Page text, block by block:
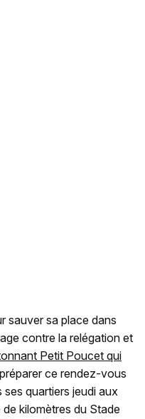
sauver sa place dans
contre la relégation et
Petit Poucet qui
ce rendez-vous
quartiers jeudi aux
kilomètres du Stade